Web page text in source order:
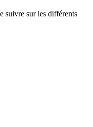
suivre sur les différents